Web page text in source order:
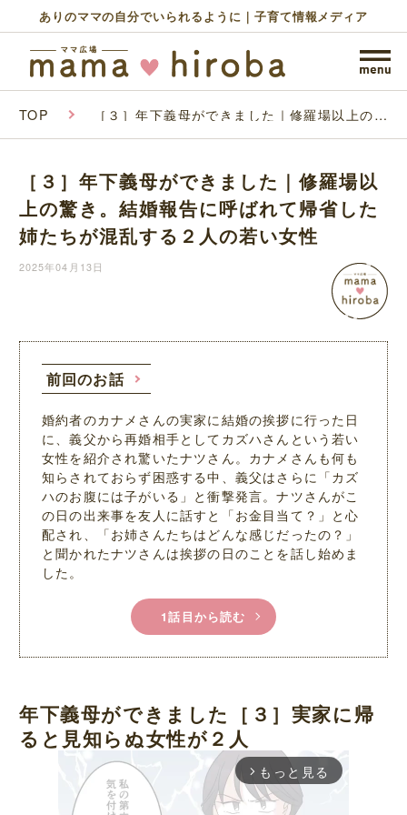
ありのママの自分でいられるように｜子育て情報メディア
TOP ［３］年下義母ができました｜修羅場以上の驚
する２人の若い女性
［３］年下義母ができました｜修羅場以
上の驚き。結婚報告に呼ばれて帰省した
姉たちが混乱する２人の若い女性
2025年04月13日
前回のお話
婚約者のカナメさんの実家に結婚の挨拶に行った日
に、義父から再婚相手としてカズハさんという若い
女性を紹介され驚いたナツさん。カナメさんも何も
知らされておらず困惑する中、義父はさらに「カズ
ハのお腹には子がいる」と衝撃発言。ナツさんがこ
の日の出来事を友人に話すと「お金目当て？」と心
配され、「お姉さんたちはどんな感じだったの？」
と聞かれたナツさんは挨拶の日のことを話し始めま
した。
1話目から読む
年下義母ができました［３］実家に帰
ると見知らぬ女性が２人
arrow_forward_ios もっと見る